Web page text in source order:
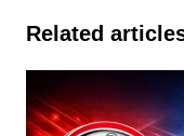
Post
Related